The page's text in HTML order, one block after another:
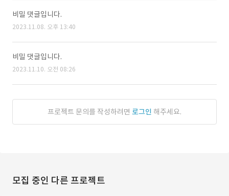
비밀 댓글입니다.
2023.11.08. 오후 13:40
비밀 댓글입니다.
2023.11.10. 오전 08:26
프로젝트 문의를 작성하려면 로그인 해주세요.
모집 중인 다른 프로젝트